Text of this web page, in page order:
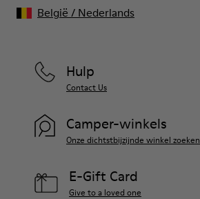
Hulp
Contact Us
Camper-winkels
Onze dichtstbijzijnde winkel zoeken
E-Gift Card
Give to a loved one
België / Nederlands